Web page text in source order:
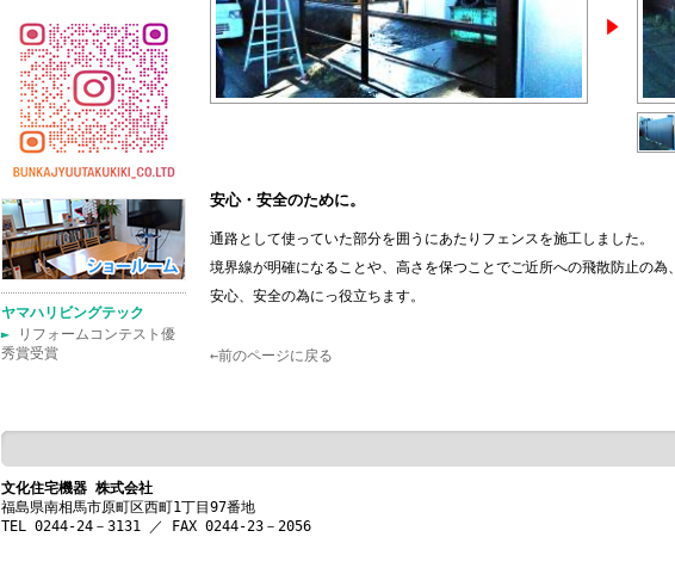
ヤマハリビングテック
►
リフォームコンテスト優
秀賞受賞
安心・安全のために。
通路として使っていた部分を囲うにあたりフェンスを施工しました。
境界線が明確になることや、高さを保つことでご近所への飛散防止の為、
安心、安全の為にっ役立ちます。
←前のページに戻る
文化住宅機器 株式会社
福島県南相馬市原町区西町1丁目97番地
TEL 0244-24－3131 ／ FAX 0244-23－2056